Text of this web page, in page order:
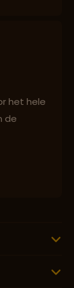
het hele
de